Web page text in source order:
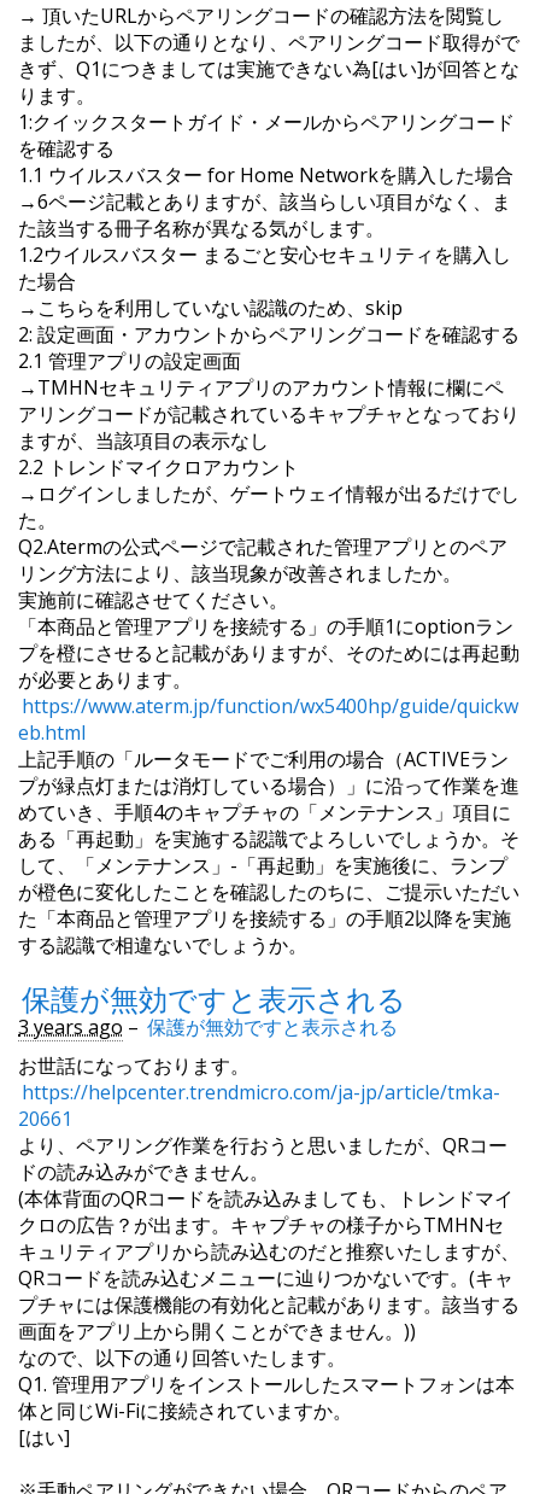
→ 頂いたURLからペアリングコードの確認方法を閲覧し
ましたが、以下の通りとなり、ペアリングコード取得がで
きず、Q1につきましては実施できない為[はい]が回答とな
ります。
1:クイックスタートガイド・メールからペアリングコード
を確認する
1.1 ウイルスバスター for Home Networkを購入した場合
→6ページ記載とありますが、該当らしい項目がなく、ま
た該当する冊子名称が異なる気がします。
1.2ウイルスバスター まるごと安心セキュリティを購入し
た場合
→こちらを利用していない認識のため、skip
2: 設定画面・アカウントからペアリングコードを確認する
2.1 管理アプリの設定画面
→TMHNセキュリティアプリのアカウント情報に欄にペ
アリングコードが記載されているキャプチャとなっており
ますが、当該項目の表示なし
2.2 トレンドマイクロアカウント
→ログインしましたが、ゲートウェイ情報が出るだけでし
た。
Q2.Atermの公式ページで記載された管理アプリとのペア
リング方法により、該当現象が改善されましたか。
実施前に確認させてください。
「本商品と管理アプリを接続する」の手順1にoptionラン
プを橙にさせると記載がありますが、そのためには再起動
が必要とあります。
https://www.aterm.jp/function/wx5400hp/guide/quickw
eb.html
上記手順の「ルータモードでご利用の場合（ACTIVEラン
プが緑点灯または消灯している場合）」に沿って作業を進
めていき、手順4のキャプチャの「メンテナンス」項目に
ある「再起動」を実施する認識でよろしいでしょうか。そ
して、「メンテナンス」-「再起動」を実施後に、ランプ
が橙色に変化したことを確認したのちに、ご提示いただい
た「本商品と管理アプリを接続する」の手順2以降を実施
する認識で相違ないでしょうか。
保護が無効ですと表示される
3 years ago – 保護が無効ですと表示される
お世話になっております。
https://helpcenter.trendmicro.com/ja-jp/article/tmka-
20661
より、ペアリング作業を行おうと思いましたが、QRコー
ドの読み込みができません。
(本体背面のQRコードを読み込みましても、トレンドマイ
クロの広告？が出ます。キャプチャの様子からTMHNセ
キュリティアプリから読み込むのだと推察いたしますが、
QRコードを読み込むメニューに辿りつかないです。(キャ
プチャには保護機能の有効化と記載があります。該当する
画面をアプリ上から開くことができません。))
なので、以下の通り回答いたします。
Q1. 管理用アプリをインストールしたスマートフォンは本
体と同じWi-Fiに接続されていますか。
[はい]